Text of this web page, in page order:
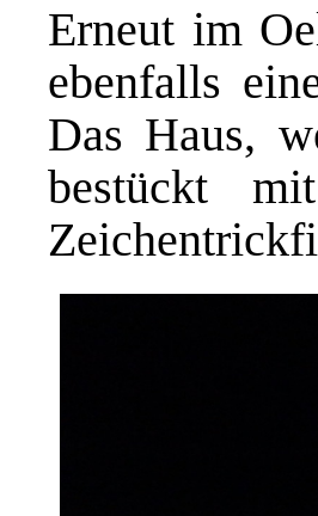
Erneut im
ebenfalls
Das Haus,
bestückt